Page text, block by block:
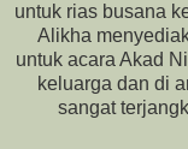
untuk rias busana
Alikha
untuk acara Akad
keluarga dan di
sangat